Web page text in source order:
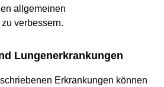
allgemeinen
verbessern.
Lungenerkrankungen
Erkrankungen können